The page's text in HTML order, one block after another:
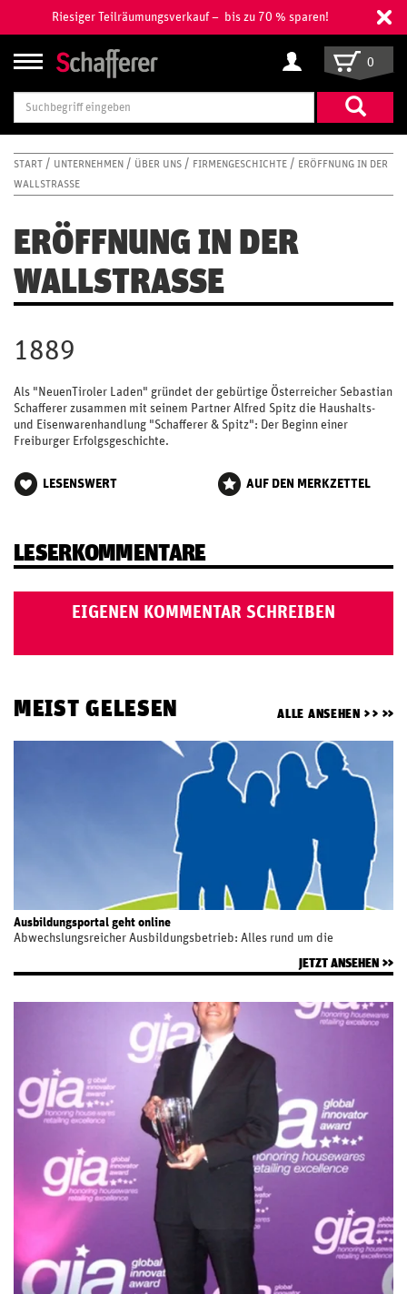
Riesiger Teilräumungsverkauf – bis zu 70 % sparen!
Suchbegriff
eingeben
0
START UNTERNEHMEN ÜBER UNS FIRMENGESCHICHTE
ERÖFFNUNG IN DER
WALLSTRASSE
ERÖFFNUNG IN DER
WALLSTRASSE
1889
Als "NeuenTiroler Laden" gründet der gebürtige Österreicher Sebastian
Schafferer zusammen mit seinem Partner Alfred Spitz die Haushalts-
und Eisenwarenhandlung "Schafferer & Spitz": Der Beginn einer
Freiburger Erfolgsgeschichte.
LESENSWERT AUF DEN MERKZETTEL
LESERKOMMENTARE
EIGENEN KOMMENTAR SCHREIBEN
MEIST GELESEN ALLE ANSEHEN >>
Ausbildungsportal geht online
Abwechslungsreicher Ausbildungsbetrieb: Alles rund um die
JETZT ANSEHEN